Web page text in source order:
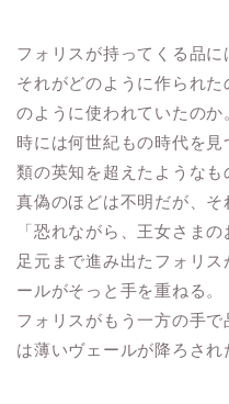
フォリスが持ってくる品に
それがどのように作られ
のように使われていたのか
時には何世紀もの時代を
類の英知を超えたようなも
真偽のほどは不明だが、そ
「恐れながら、王女さま
足元まで進み出たフォリ
ールがそっと手を重ねる。
フォリスがもう一方の手
は薄いヴェールが降ろされ